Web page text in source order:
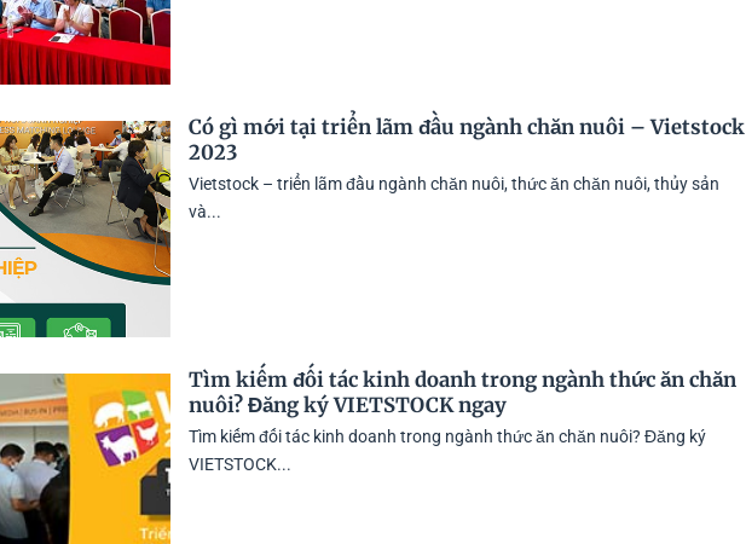
Có gì mới tại triển lãm đầu ngành chăn nuôi – Vietstock
2023
Vietstock – triển lãm đầu ngành chăn nuôi, thức ăn chăn nuôi, thủy sản
và...
Tìm kiếm đối tác kinh doanh trong ngành thức ăn chăn
nuôi? Đăng ký VIETSTOCK ngay
Tìm kiếm đối tác kinh doanh trong ngành thức ăn chăn nuôi? Đăng ký
VIETSTOCK...